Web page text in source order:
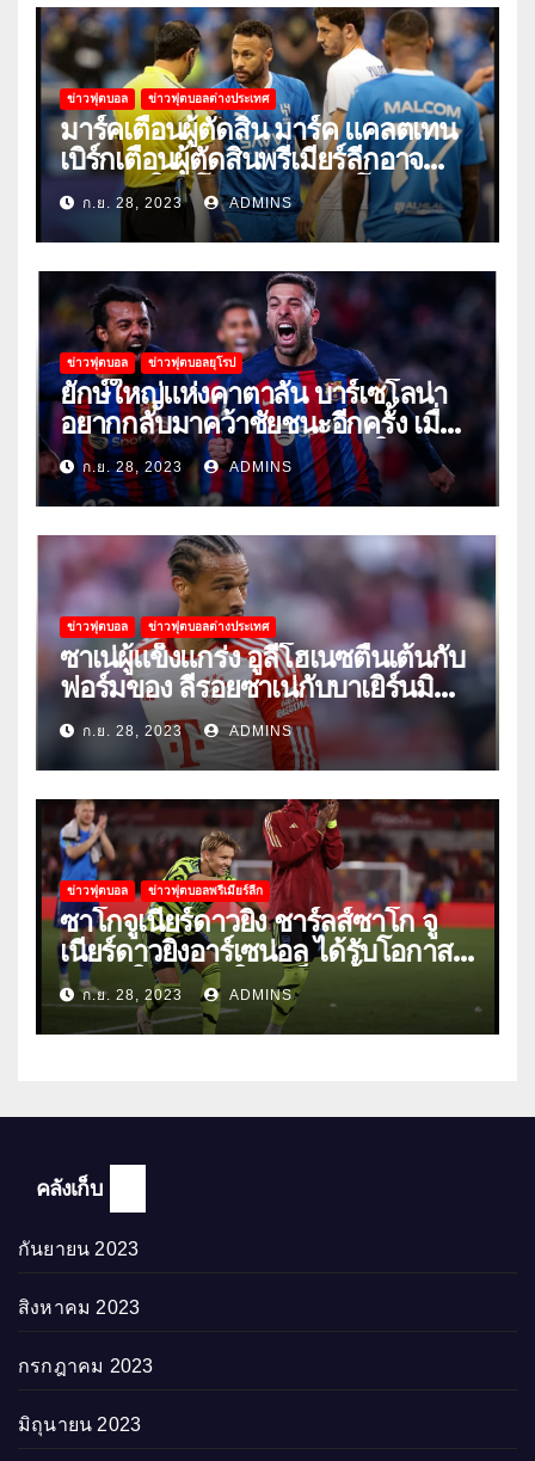
ข่าวฟุตบอล ข่าวฟุตบอลต่างประเทศ
มาร์คเตือนผู้ตัดสิน มาร์ค แคลตเทน
เบิร์กเตือนผู้ตัดสินพรีเมียร์ลีกอาจ
‘ยอมแพ้ในยูโรหรือฟุตบอลโลก’
ก.ย. 28, 2023 ADMINS
ข่าวฟุตบอล ข่าวฟุตบอลยุโรป
ยักษ์ใหญ่แห่งคาตาลัน บาร์เซโลน่า
อยากกลับมาคว้าชัยชนะอีกครั้ง เมื่อ
พวกเขาเปิดบ้านรับมือเซบีย่าในลีก
ก.ย. 28, 2023 ADMINS
ข่าวฟุตบอล ข่าวฟุตบอลต่างประเทศ
ซาเน่ผู้แข็งแกร่ง อูลี่โฮเนซตื่นเต้นกับ
ฟอร์มของ ลีรอยซาเน่กับบาเยิร์นมิ
วนิคก.ย. 28, 2023 ADMINS
ข่าวฟุตบอล ข่าวฟุตบอลพรีเมียร์ลีก
ซาโกจูเนียร์ดาวยิง ชาร์ลส์ซาโก จู
เนียร์ดาวยิงอาร์เซน่อล ได้รับโอกาส
ลงเล่นให้ทีมชุดใหญ่เป็นครั้งแรก
ก.ย. 28, 2023 ADMINS
คลังเก็บ
กันยายน 2023
สิงหาคม 2023
กรกฎาคม 2023
มิถุนายน 2023